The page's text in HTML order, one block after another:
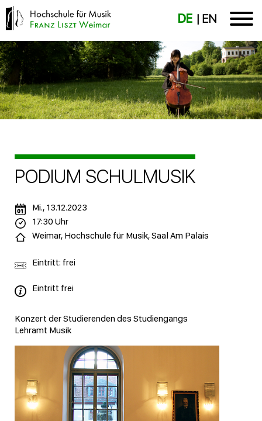
DE EN
PODIUM SCHULMUSIK
Konzert der Studierenden des Studiengangs
Lehramt Musik
Mi., 13.12.2023
17:30 Uhr
Weimar, Hochschule für Musik, Saal Am Palais
Eintritt: frei
Eintritt frei